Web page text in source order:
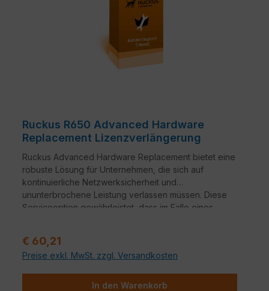
Ruckus R650 Advanced Hardware
Replacement Lizenzverlängerung
Ruckus Advanced Hardware Replacement bietet eine
robuste Lösung für Unternehmen, die sich auf
kontinuierliche Netzwerksicherheit und
ununterbrochene Leistung verlassen müssen. Diese
Serviceoption gewährleistet, dass im Falle eines
Verkaufspreis:
€ 60,21
Preise exkl. MwSt. zzgl. Versandkosten
In den Warenkorb